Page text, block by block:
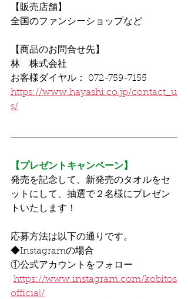
【販売店舗】
全国のファンシーショップなど
【商品のお問合せ先】
林　株式会社
お客様ダイヤル： 072-759-7155
https://www.hayashi.co.jp/contact_u
s/
【プレゼントキャンペーン】
発売を記念して、新発売のタオルをセ
ットにして、抽選で２名様にプレゼン
トいたします！
応募方法は以下の通りです。
◆Instagramの場合
①公式アカウントをフォロー
https://www.instagram.com/kobitos
official/